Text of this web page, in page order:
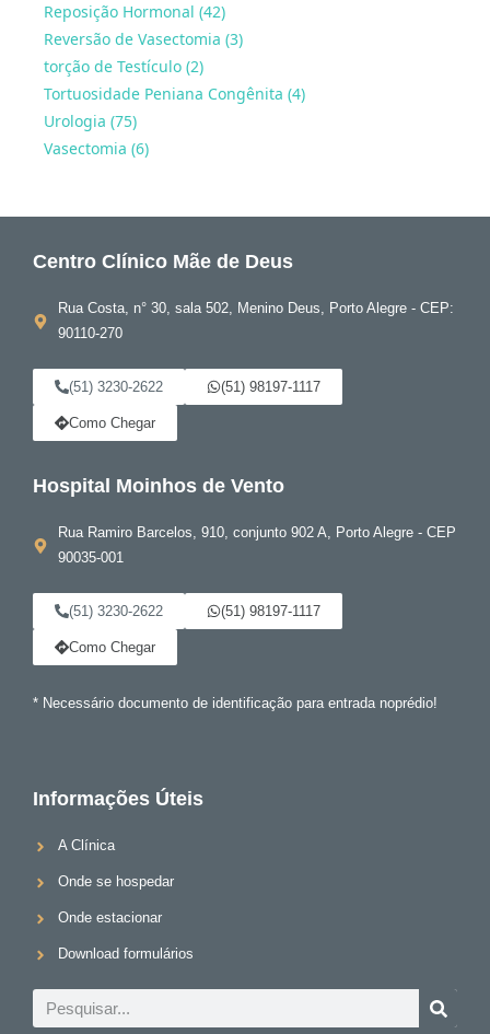
Reposição Hormonal (42)
Reversão de Vasectomia (3)
torção de Testículo (2)
Tortuosidade Peniana Congênita (4)
Urologia (75)
Vasectomia (6)
Centro Clínico Mãe de Deus
Rua Costa, n° 30, sala 502, Menino Deus, Porto Alegre - CEP:
90110-270
(51) 3230-2622 (51) 98197-1117
Como Chegar
Hospital Moinhos de Vento
Rua Ramiro Barcelos, 910, conjunto 902 A, Porto Alegre - CEP
90035-001
(51) 3230-2622 (51) 98197-1117
Como Chegar
* Necessário documento de identificação para entrada noprédio!
Informações Úteis
A Clínica
Onde se hospedar
Onde estacionar
Download formulários